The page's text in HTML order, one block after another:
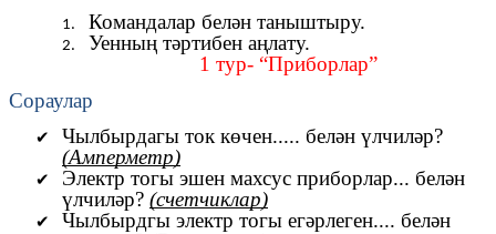
Командалар белән таныштыру.
Уенның тәртибен аңлату.
1 тур- “Приборлар”
Сораулар
Чылбырдагы ток көчен..... белән үлчиләр?
(Амперметр)
Электр тогы эшен махсус приборлар... белән
үлчиләр? (счетчиклар)
Чылбырдгы электр тогы егәрлеген.... белән